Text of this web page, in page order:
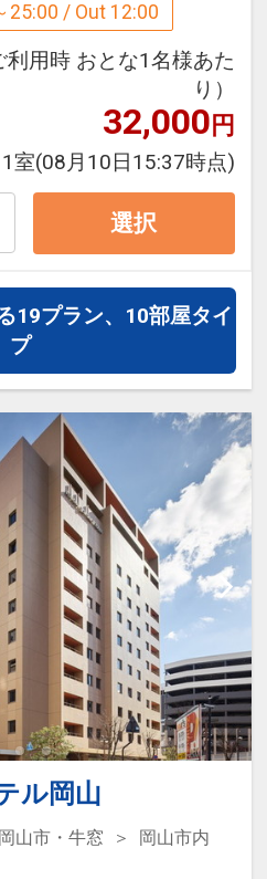
無料でご利用いた
チェックアウト後の
レンタルあり
加湿器＆そばがら
。数に限りはござい
イン）～正午12：
）
ス番号：DP-2-
25:00 / Out 12:00
利用時 おとな1名様あた
り）
32,000円
1室(08月10日15:37時点)
選択
19プラン、10部屋タイ
プ
ル岡山
岡山市・牛窓
岡山市内